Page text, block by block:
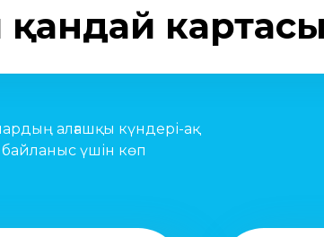
қандай
алғашқы күндері-ақ
үшін көп